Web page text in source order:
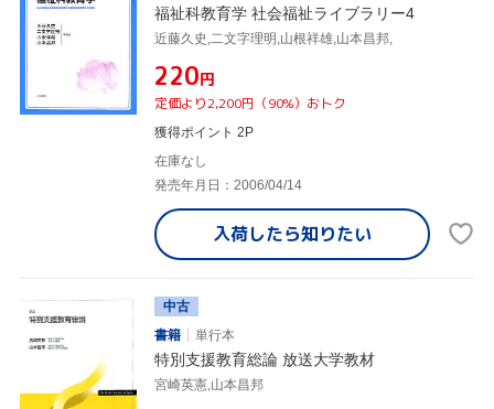
福祉科教育学 社会福祉ライブラリー4
近藤久史,二文字理明,山根祥雄,山本昌邦,
¥220円
定価より2,200円（90%）おトク
獲得ポイント 2P
在庫なし
発売年月日：2006/04/14
入荷したら知りたい
中古
書籍
単行本
特別支援教育総論 放送大学教材
宮崎英憲,山本昌邦